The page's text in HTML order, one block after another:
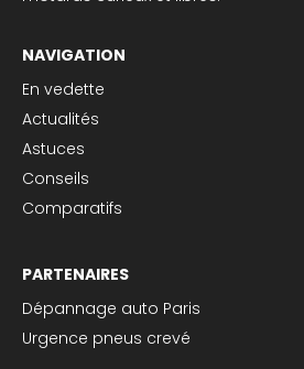
NAVIGATION
En vedette
Actualités
Astuces
Conseils
Comparatifs
PARTENAIRES
Dépannage auto Paris
Urgence pneus crevé